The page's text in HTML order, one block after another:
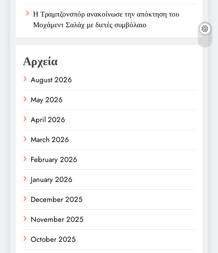
Η Τραμπζονσπόρ ανακοίνωσε την απόκτηση του
Μοχάμεντ Σαλάχ με διετές συμβόλαιο
Αρχεία
August 2026
May 2026
April 2026
March 2026
February 2026
January 2026
December 2025
November 2025
October 2025